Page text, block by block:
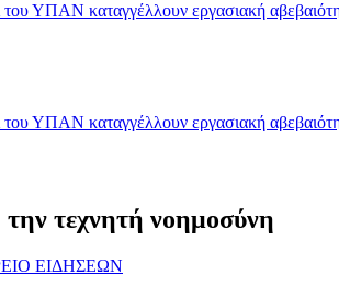
του ΥΠΑΝ καταγγέλλουν εργασιακή
του ΥΠΑΝ καταγγέλλουν εργασιακή
τεχνητή νοημοσύνη
ΕΙΔΗΣΕΩΝ